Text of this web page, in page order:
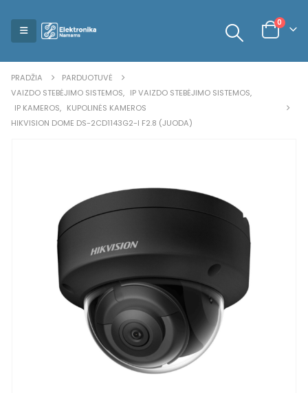
0
PRADŽIA
PARDUOTUVĖ
VAIZDO STEBĖJIMO SISTEMOS, IP VAIZDO STEBĖJIMO SISTEMOS,
IP KAMEROS, KUPOLINĖS KAMEROS
HIKVISION DOME DS-2CD1143G2-I F2.8 (JUODA)